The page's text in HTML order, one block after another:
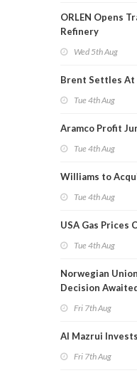
ORLEN Opens
Refinery
Wed 5th Aug
Brent Settles At
Tue 4th Aug
Aramco Profit
Tue 4th Aug
Williams to
Tue 4th Aug
USA Gas Prices
Tue 4th Aug
Norwegian
Decision
Fri 7th Aug
Al Mazrui
Fri 7th Aug